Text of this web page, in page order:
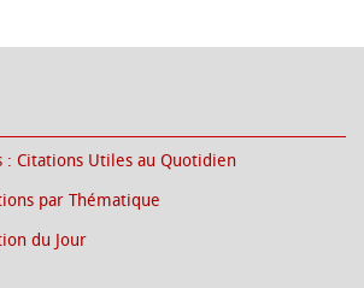
: Citations Utiles au Quotidien
par Thématique
du Jour